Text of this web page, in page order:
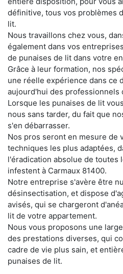
définitive, tous vos problèmes
lit.
Nous travaillons chez vous,
également dans vos
de punaises de lit dans votre
Grâce à leur formation, nos
une réelle expérience dans ce
aujourd'hui des professionnels
Lorsque les punaises de lit
nous sans tarder, du fait que
s'en débarrasser.
Nos pros seront en mesure de
techniques les plus adaptées,
l'éradication absolue de toutes
infestent à Carmaux 81400.
Notre entreprise s'avère être
désinsectisation, et dispose
avisés, qui se chargeront
lit de votre appartement.
Nous vous proposons une
des prestations diverses, qui
cadre de vie plus sain, et
punaises de lit.